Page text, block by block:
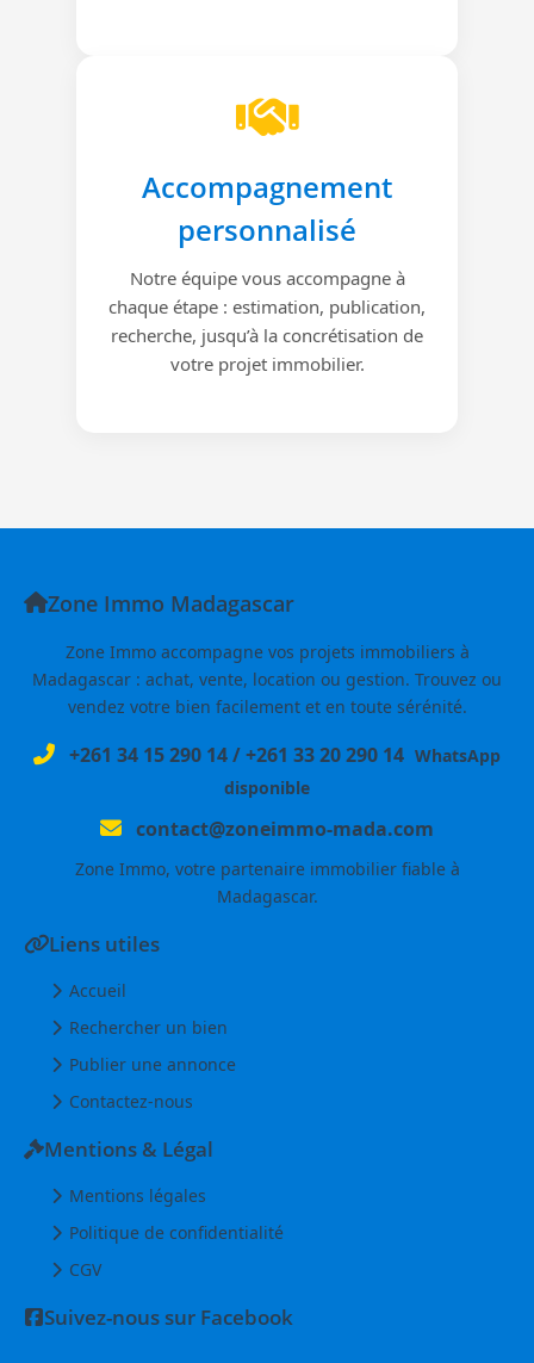
Accompagnement
personnalisé
Notre équipe vous accompagne à
chaque étape : estimation, publication,
recherche, jusqu’à la concrétisation de
votre projet immobilier.
Zone Immo Madagascar
Zone Immo accompagne vos projets immobiliers à
Madagascar : achat, vente, location ou gestion. Trouvez ou
vendez votre bien facilement et en toute sérénité.
+261 34 15 290 14/+261 33 20 290 14 WhatsApp
disponible
contact@zoneimmo-mada.com
Zone Immo, votre partenaire immobilier fiable à
Madagascar.
Liens utiles
Accueil
Rechercher un bien
Publier une annonce
Contactez-nous
Mentions & Légal
Mentions légales
Politique de confidentialité
CGV
Suivez-nous sur Facebook